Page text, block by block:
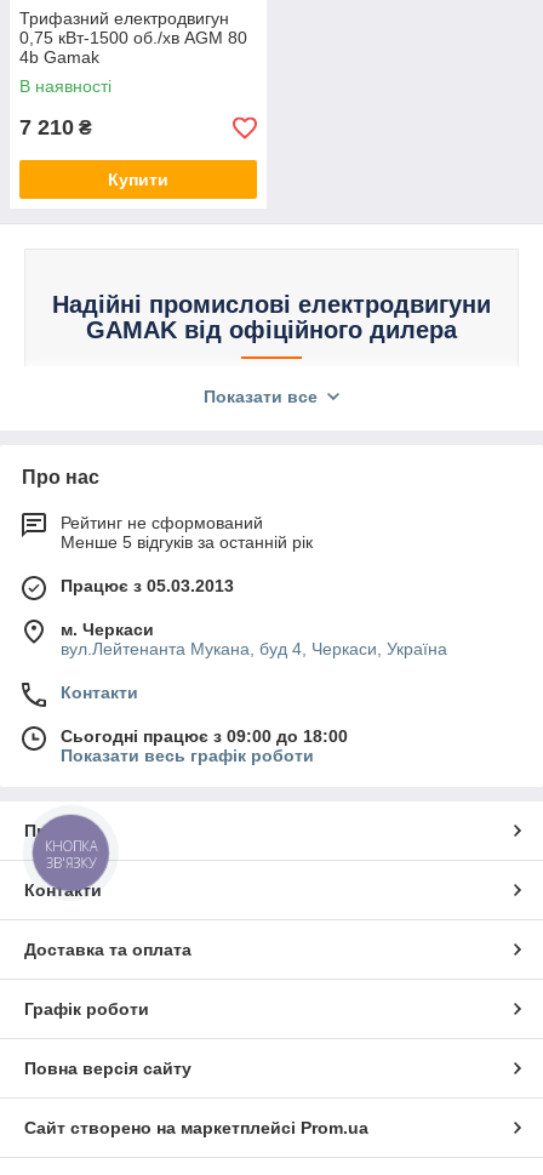
Трифазний електродвигун
0,75 кВт-1500 об./хв AGM 80
4b Gamak
В наявності
7 210 ₴
Купити
Надійні промислові електродвигуни
GAMAK від офіційного дилера
електродвигуни GAMAK
безпосередньо з заводу в
найкращу дилерську ціну.
Легендарна надійність
Ідеальне рішення для
На всі електродвигуни GAMAK
надається повна заводська
Показати все
Про нас
Рейтинг не сформований
Менше 5 відгуків за останній рік
Працює з 05.03.2013
м. Черкаси
вул.Лейтенанта Мукана, буд 4, Черкаси, Україна
Контакти
Сьогодні працює з 09:00 до 18:00
Показати весь графік роботи
Про нас
Контакти
Доставка та оплата
Графік роботи
Повна версія сайту
Сайт створено на маркетплейсі Prom.ua
КНОПКА
ЗВ'ЯЗКУ